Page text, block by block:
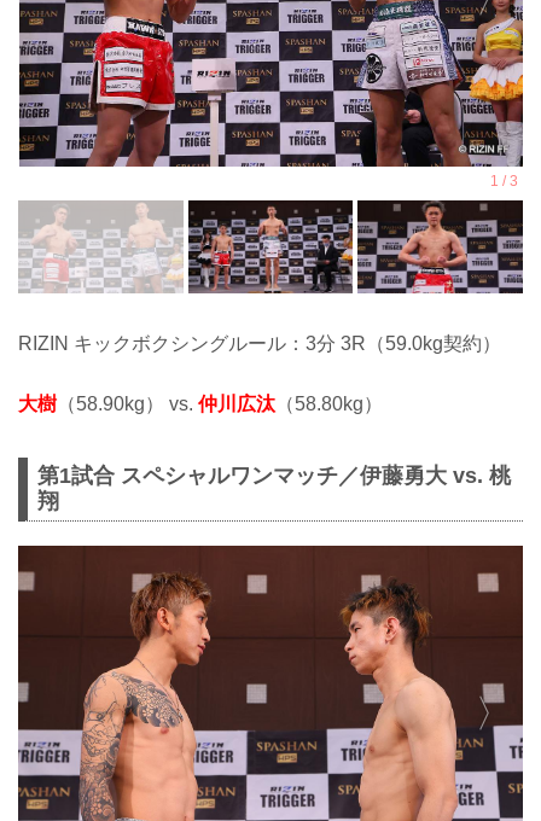
RIZIN キックボクシングルール：3分 3R（59.0kg契約）
大樹 （58.90kg） vs. 仲川広汰 （58.80kg）
第1試合 スペシャルワンマッチ／伊藤勇大 vs. 桃
翔